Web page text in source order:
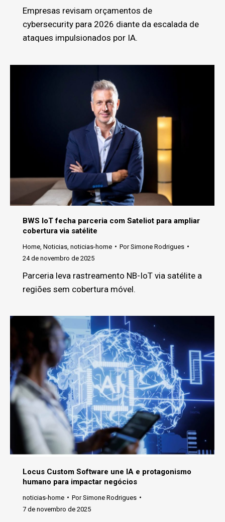
Empresas revisam orçamentos de
cybersecurity para 2026 diante da escalada de
ataques impulsionados por IA.
BWS IoT fecha parceria com Sateliot para ampliar
cobertura via satélite
Home Noticias noticias-home PorSimone Rodrigues
24 de novembro de 2025
Parceria leva rastreamento NB-IoT via satélite a
regiões sem cobertura móvel.
Locus Custom Software une IA e protagonismo
humano para impactar negócios
noticias-home PorSimone Rodrigues
7 de novembro de 2025